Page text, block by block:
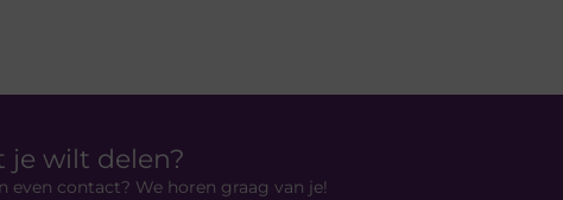
je wilt delen?
contact? We horen graag van je!